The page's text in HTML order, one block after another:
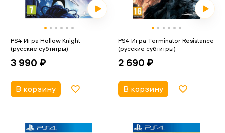
PS4 Игра Hollow Knight
(русские субтитры)
3 990 ₽
В корзину
PS4 Игра Terminator Resistance
(русские субтитры)
2 690 ₽
В корзину